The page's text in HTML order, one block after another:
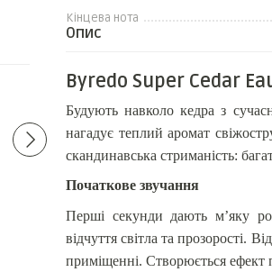
Byredo Super Cedar Eau de
1 310 грн
Givenchy
Parfum
300 грн
Кінцева нота
Опис
Byredo Super Cedar
Будують навколо кедра з
нагадує теплий аромат
скандинавська стриманість:
Початкове звучання
Перші секунди дають м’яку
відчуття світла та прозорості.
приміщенні. Створюється ефект